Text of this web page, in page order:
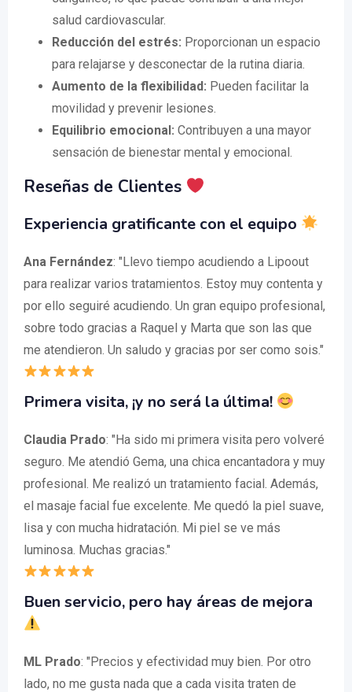
salud cardiovascular.
Reducción del estrés: Proporcionan un espacio
para relajarse y desconectar de la rutina diaria.
Aumento de la flexibilidad: Pueden facilitar la
movilidad y prevenir lesiones.
Equilibrio emocional: Contribuyen a una mayor
sensación de bienestar mental y emocional.
Reseñas de Clientes
Experiencia gratificante con el equipo
Ana Fernández: "Llevo tiempo acudiendo a Lipoout
para realizar varios tratamientos. Estoy muy contenta y
por ello seguiré acudiendo. Un gran equipo profesional,
sobre todo gracias a Raquel y Marta que son las que
me atendieron. Un saludo y gracias por ser como sois."
Primera visita, ¡y no será la última!
Claudia Prado: "Ha sido mi primera visita pero volveré
seguro. Me atendió Gema, una chica encantadora y muy
profesional. Me realizó un tratamiento facial. Además,
el masaje facial fue excelente. Me quedó la piel suave,
lisa y con mucha hidratación. Mi piel se ve más
luminosa. Muchas gracias."
Buen servicio, pero hay áreas de mejora
ML Prado: "Precios y efectividad muy bien. Por otro
lado, no me gusta nada que a cada visita traten de